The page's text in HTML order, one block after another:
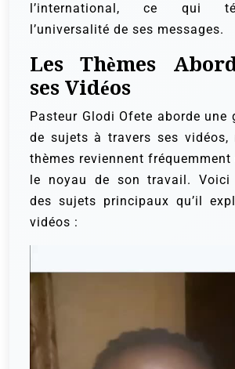
l’international, ce qui
l’universalité de ses messages.
Les Thèmes
ses Vidéos
Pasteur Glodi Ofete aborde une
de sujets à travers ses vidéos,
thèmes reviennent
le noyau de son travail. Voici
des sujets principaux qu’il
vidéos :